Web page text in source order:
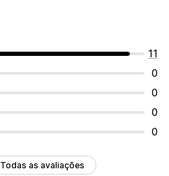
11
0
0
0
0
Todas as avaliações